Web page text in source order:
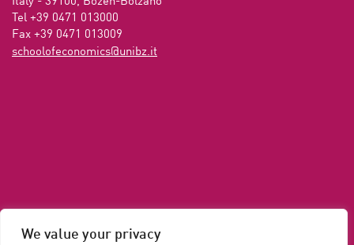
We value your privacy
Tel +39 0471 013000
Fax +39 0471 013009
ti.zbinu@scimonocefoloohcs